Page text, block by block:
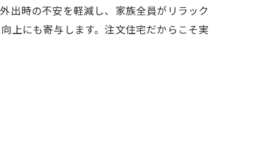
出時の不安を軽減し、家族全員がリラック
上にも寄与します。注文住宅だからこそ実